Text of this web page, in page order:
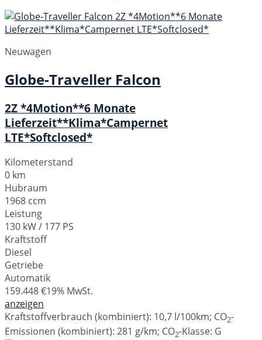
Neuwagen
Globe-Traveller Falcon
2Z *4Motion**6 Monate
Lieferzeit**Klima*Campernet
LTE*Softclosed*
Kilometerstand
0 km
Hubraum
1968 ccm
Leistung
130 kW / 177 PS
Kraftstoff
Diesel
Getriebe
Automatik
159.448 €19% MwSt.
anzeigen
Kraftstoffverbrauch (kombiniert): 10,7 l/100km; CO2-
Emissionen (kombiniert): 281 g/km; CO2-Klasse: G